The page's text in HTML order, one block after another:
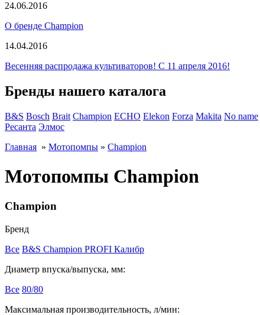
24.06.2016
О бренде Champion
14.04.2016
Весенняя распродажа культиваторов! С 11 апреля 2016!
Бренды нашего каталога
B&S Bosch Brait Champion ECHO Elekon Forza Makita No name
Ресанта Элмос
Главная » Мотопомпы » Champion
Мотопомпы Champion
Champion
Бренд
Все B&S Champion PROFI Калибр
Диаметр впуска/выпуска, мм:
Все 80/80
Максимальная производительность, л/мин: